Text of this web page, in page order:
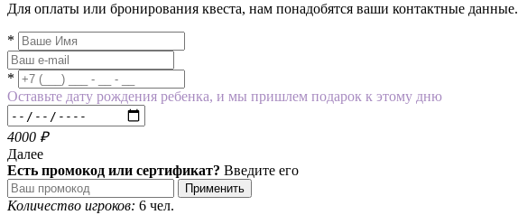
Для оплаты или бронирования квеста, нам понадобятся ваши контактные данные.
*
*
Оставьте дату рождения ребенка, и мы пришлем подарок к этому дню
4000 ₽
Далее
Есть промокод или сертификат? Введите его
Применить
Количество игроков: 6 чел.